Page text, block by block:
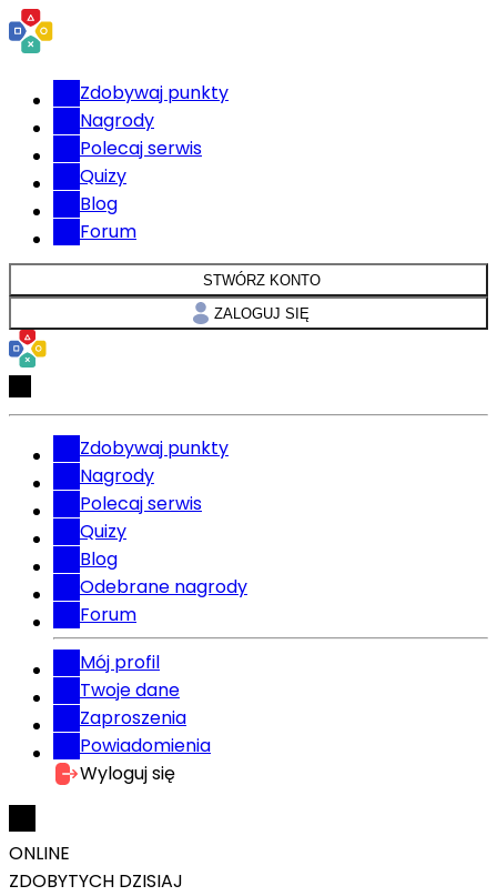
Zdobywaj punkty
Nagrody
Polecaj serwis
Quizy
Blog
Forum
STWÓRZ KONTO
ZALOGUJ SIĘ
Zdobywaj punkty
Nagrody
Polecaj serwis
Quizy
Blog
Odebrane nagrody
Forum
Mój profil
Twoje dane
Zaproszenia
Powiadomienia
Wyloguj się
ONLINE
ZDOBYTYCH DZISIAJ